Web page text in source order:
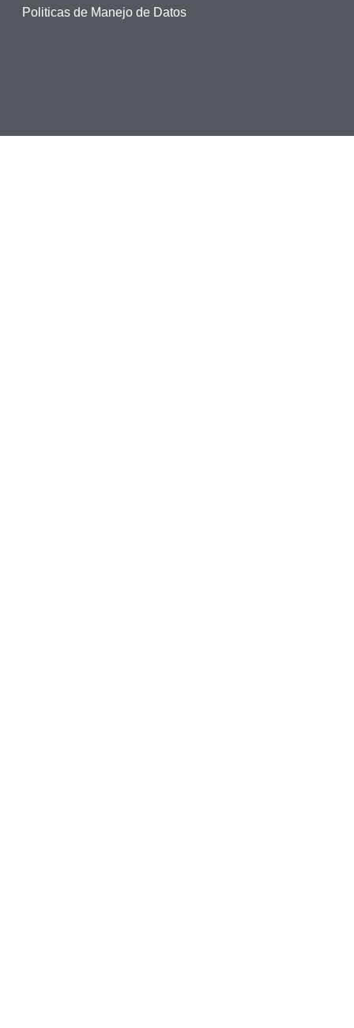
Politicas de Manejo de Datos